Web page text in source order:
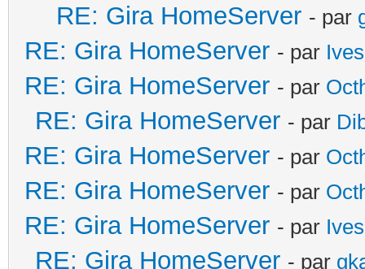
RE: Gira HomeServer - par
RE: Gira HomeServer - par Ives
RE: Gira HomeServer - par
RE: Gira HomeServer - par
RE: Gira HomeServer - par
RE: Gira HomeServer - par
RE: Gira HomeServer - par Ives
RE: Gira HomeServer - par